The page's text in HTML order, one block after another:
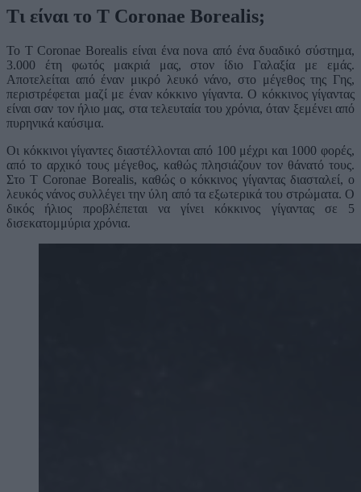
Τι είναι το T Coronae Borealis;
Το T Coronae Borealis είναι ένα nova από ένα δυαδικό σύστημα,
3.000 έτη φωτός μακριά μας, στον ίδιο Γαλαξία με εμάς.
Αποτελείται από έναν μικρό λευκό νάνο, στο μέγεθος της Γης,
περιστρέφεται μαζί με έναν κόκκινο γίγαντα. Ο κόκκινος γίγαντας
είναι σαν τον ήλιο μας, στα τελευταία του χρόνια, όταν ξεμένει από
πυρηνικά καύσιμα.
Οι κόκκινοι γίγαντες διαστέλλονται από 100 μέχρι και 1000 φορές,
από το αρχικό τους μέγεθος, καθώς πλησιάζουν τον θάνατό τους.
Στο T Coronae Borealis, καθώς ο κόκκινος γίγαντας διασταλεί, ο
λευκός νάνος συλλέγει την ύλη από τα εξωτερικά του στρώματα. Ο
δικός ήλιος προβλέπεται να γίνει κόκκινος γίγαντας σε 5
δισεκατομμύρια χρόνια.